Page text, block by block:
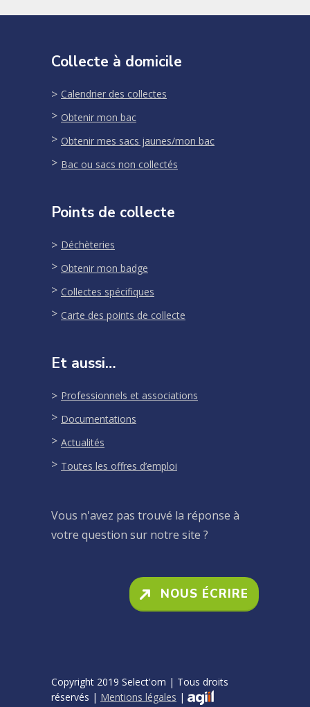
Collecte à domicile
Calendrier des collectes
Obtenir mon bac
Obtenir mes sacs jaunes/mon bac
Bac ou sacs non collectés
Points de collecte
Déchèteries
Obtenir mon badge
Collectes spécifiques
Carte des points de collecte
Et aussi…
Professionnels et associations
Documentations
Actualités
Toutes les offres d’emploi
Vous n'avez pas trouvé la réponse à
votre question sur notre site ?
NOUS ÉCRIRE
Copyright 2019 Select'om | Tous droits
réservés | Mentions légales |